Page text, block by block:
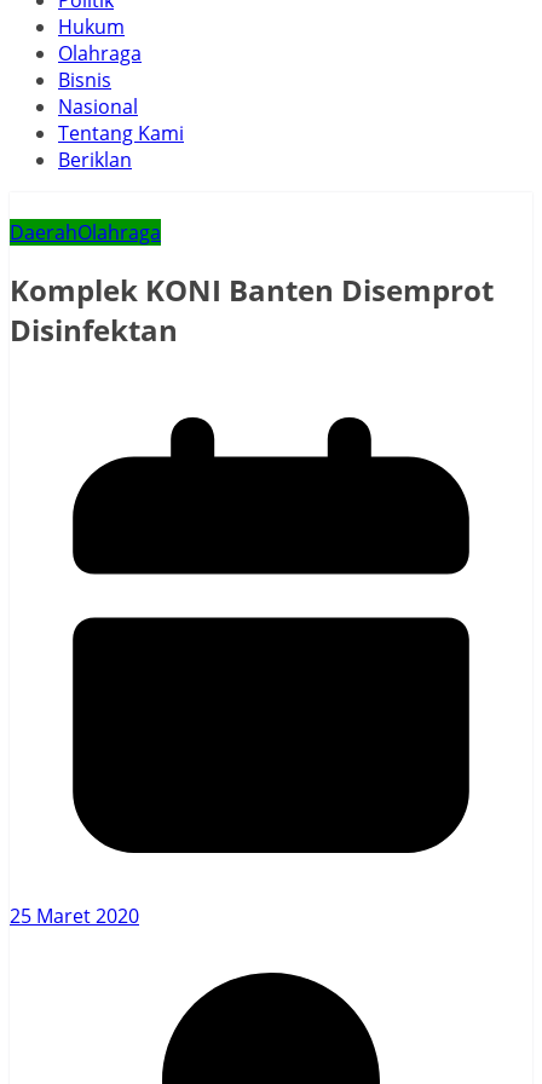
Hukum
Olahraga
Bisnis
Nasional
Tentang Kami
Beriklan
DaerahOlahraga
Komplek KONI Banten Disemprot
Disinfektan
25 Maret 2020